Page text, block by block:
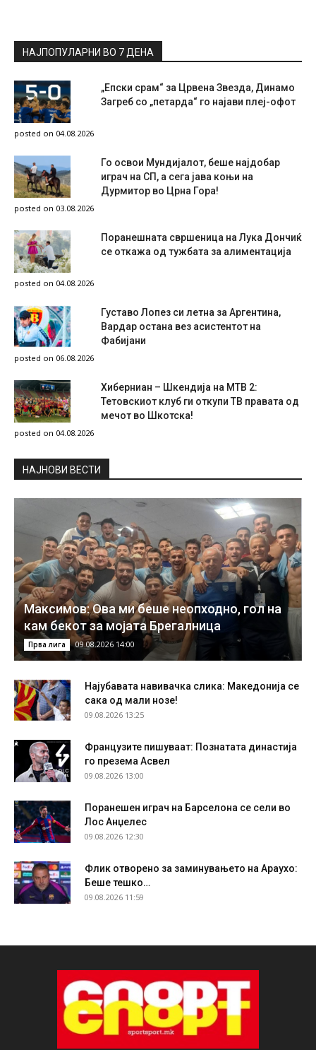
НАЈПОПУЛАРНИ ВО 7 ДЕНА
„Епски срам“ за Црвена Звезда, Динамо
Загреб со „петарда“ го најави плеј-офот
posted on 04.08.2026
Го освои Мундијалот, беше најдобар
играч на СП, а сега јава коњи на
Дурмитор во Црна Гора!
posted on 03.08.2026
Поранешната свршеница на Лука Дончиќ
се откажа од тужбата за алиментација
posted on 04.08.2026
Густаво Лопез си летна за Аргентина,
Вардар остана вез асистентот на
Фабијани
posted on 06.08.2026
Хиберниан – Шкендија на МТВ 2:
Тетовскиот клуб ги откупи ТВ правата од
мечот во Шкотска!
posted on 04.08.2026
НAЈНОВИ ВЕСТИ
Максимов: Ова ми беше неопходно, гол на
кам бекот за мојата Брегалница
Прва лига 09.08.2026 14:00
Најубавата навивачка слика: Македонија се
сака од мали нозе!
09.08.2026 13:25
Французите пишуваат: Познатата династија
го презема Асвел
09.08.2026 13:00
Поранешен играч на Барселона се сели во
Лос Анџелес
09.08.2026 12:30
Флик отворено за заминувањето на Араухо:
Беше тешко…
09.08.2026 11:59